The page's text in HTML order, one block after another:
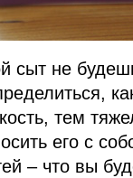
сыт не
тем
его с
– что вы